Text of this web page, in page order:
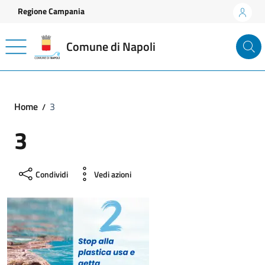
Vai ai contenuti
Vai al footer
Regione Campania
Comune di Napoli
Home 3
3
Condividi Vedi azioni